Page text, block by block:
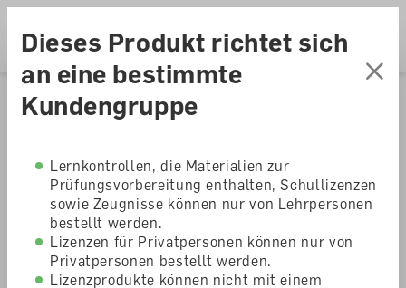
Accesskey Navigation
Direkt
Seitenanfang
Hauptnavigation
Direkt
zum
Hauptinhalt
Direkt
zum
Footer
Direkt
Home Shop Primarschule
Schweizer
Zahlenbuch 1 DAL
Schulbuch &
Dieses Produkt richtet sich
an eine bestimmte
Kundengruppe
Lernkontrollen, die Materialien zur
Prüfungsvorbereitung enthalten, Schullizenzen
sowie Zeugnisse können nur von Lehrpersonen
bestellt werden.
Lizenzen für Privatpersonen können nur von
Privatpersonen bestellt werden.
Lizenzprodukte können nicht mit einem